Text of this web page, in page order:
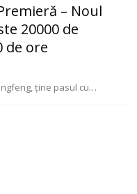
– Noul
20000 de
de ore
ține pasul cu…